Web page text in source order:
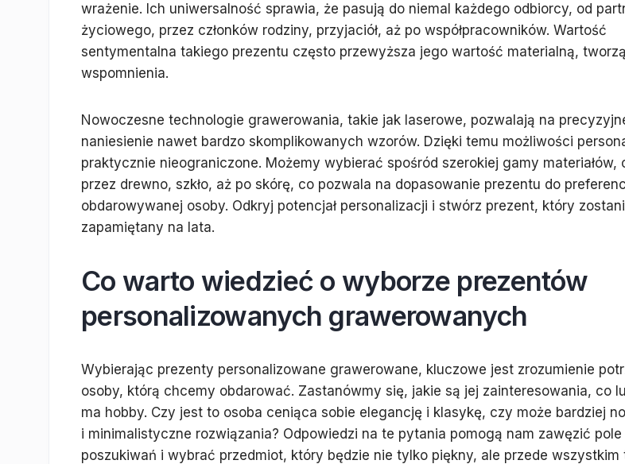
wrażenie. Ich uniwersalność sprawia, że pasują do niemal każdego odbiorcy, od
życiowego, przez członków rodziny, przyjaciół, aż po współpracowników. Wartość
sentymentalna takiego prezentu często przewyższa jego wartość materialną,
wspomnienia.
Nowoczesne technologie grawerowania, takie jak laserowe, pozwalają na
naniesienie nawet bardzo skomplikowanych wzorów. Dzięki temu możliwości
praktycznie nieograniczone. Możemy wybierać spośród szerokiej gamy materiałów,
przez drewno, szkło, aż po skórę, co pozwala na dopasowanie prezentu do
obdarowywanej osoby. Odkryj potencjał personalizacji i stwórz prezent, który
zapamiętany na lata.
Co warto wiedzieć o wyborze prezentów
personalizowanych grawerowanych
Wybierając prezenty personalizowane grawerowane, kluczowe jest zrozumienie
osoby, którą chcemy obdarować. Zastanówmy się, jakie są jej zainteresowania, co
ma hobby. Czy jest to osoba ceniąca sobie elegancję i klasykę, czy może bardziej
i minimalistyczne rozwiązania? Odpowiedzi na te pytania pomogą nam zawęzić pole
poszukiwań i wybrać przedmiot, który będzie nie tylko piękny, ale przede wszystkim